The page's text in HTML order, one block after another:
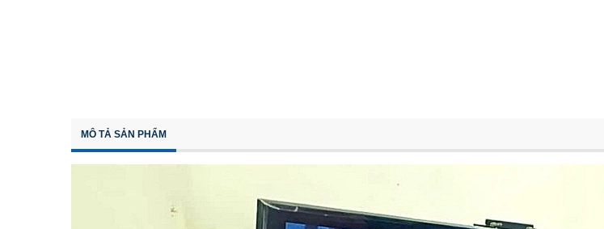
MÔ TẢ SẢN PHẨM